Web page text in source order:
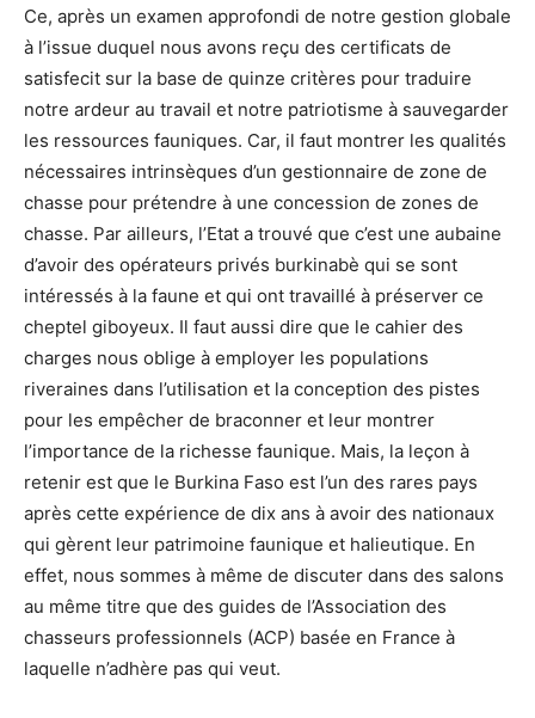
Ce, après un examen approfondi de notre gestion globale
à l’issue duquel nous avons reçu des certificats de
satisfecit sur la base de quinze critères pour traduire
notre ardeur au travail et notre patriotisme à sauvegarder
les ressources fauniques. Car, il faut montrer les qualités
nécessaires intrinsèques d’un gestionnaire de zone de
chasse pour prétendre à une concession de zones de
chasse. Par ailleurs, l’Etat a trouvé que c’est une aubaine
d’avoir des opérateurs privés burkinabè qui se sont
intéressés à la faune et qui ont travaillé à préserver ce
cheptel giboyeux. Il faut aussi dire que le cahier des
charges nous oblige à employer les populations
riveraines dans l’utilisation et la conception des pistes
pour les empêcher de braconner et leur montrer
l’importance de la richesse faunique. Mais, la leçon à
retenir est que le Burkina Faso est l’un des rares pays
après cette expérience de dix ans à avoir des nationaux
qui gèrent leur patrimoine faunique et halieutique. En
effet, nous sommes à même de discuter dans des salons
au même titre que des guides de l’Association des
chasseurs professionnels (ACP) basée en France à
laquelle n’adhère pas qui veut.